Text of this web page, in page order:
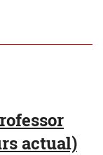
actual)